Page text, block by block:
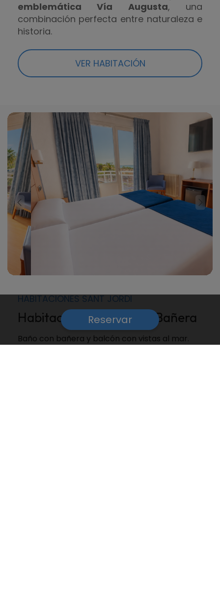
emblemática Vía Augusta, una
combinación perfecta entre naturaleza e
historia.
VER HABITACIÓN
HABITACIONES SANT JORDI
Habitación Doble Punta Bañera
Baño con bañera y balcón con vistas al mar.
Reservar